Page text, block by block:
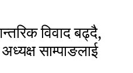
विवाद बढ्दै,
साम्पाङलाई